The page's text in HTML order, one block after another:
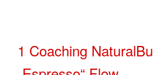
1 Coaching